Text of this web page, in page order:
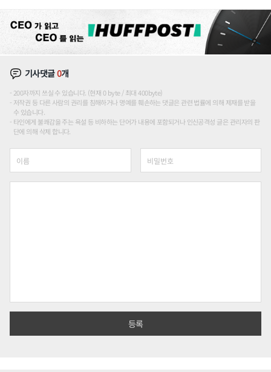
기사댓글0개
200자까지 쓰실 수 있습니다. (현재 0 byte / 최대 400byte)
저작권 등 다른 사람의 권리를 침해하거나 명예를 훼손하는 댓글은 관련 법률에 의해 제재를 받을
수 있습니다.
타인에게 불쾌감을 주는 욕설 등 비하하는 단어가 내용에 포함되거나 인신공격성 글은 관리자의 판
단에 의해 삭제 합니다.